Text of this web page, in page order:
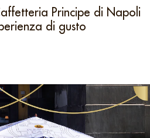
Principe di Napoli
di gusto